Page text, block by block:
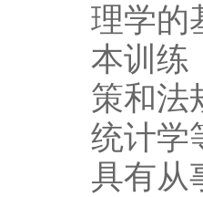
理学的
本训练
策和法
统计学
具有从